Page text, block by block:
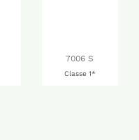
7006 S
Classe 1*